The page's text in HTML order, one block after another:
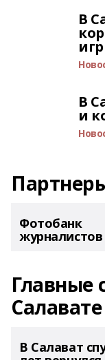
В
В
и
Фотобанк
Главные
Салавате
В Салават